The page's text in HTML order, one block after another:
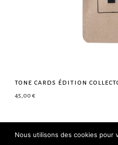
tone cards édition
45,00 €
Nous utilisons des cookies pour